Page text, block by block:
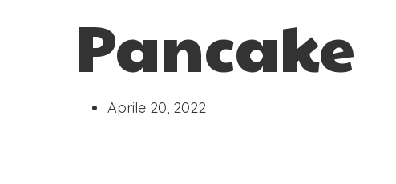
Pancake
Aprile 20, 2022